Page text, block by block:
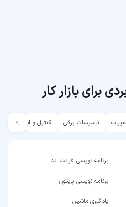
برای بازار کار
تاسیسات برقی کنترل و ابزار دقیق
برنامه نویسی فرانت اند
برنامه نویسی پایتون
یادگیری ماشین